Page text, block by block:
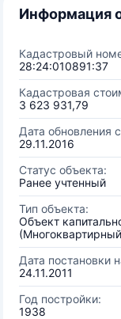
Информация
Кадастровый
28:24:010891:37
Кадастровая
3 623 931,79
Дата обновления
29.11.2016
Статус объекта:
Ранее учтенный
Тип объекта:
Объект
Дата постановки
24.11.2011
Год постройки:
1938